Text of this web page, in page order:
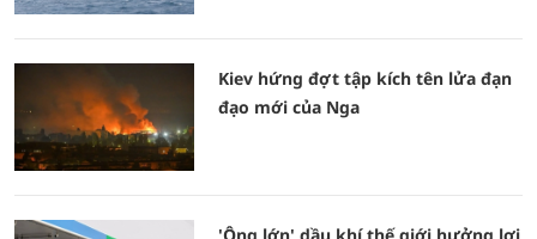
Kiev hứng đợt tập kích tên lửa đạn
đạo mới của Nga